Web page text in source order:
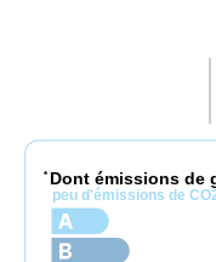
* Dont émissions de
peu d'émissions de